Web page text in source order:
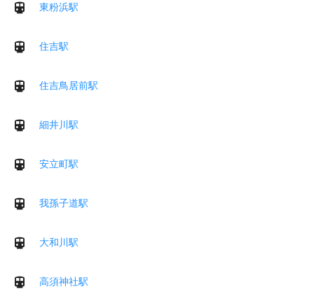
東粉浜駅
住吉駅
住吉鳥居前駅
細井川駅
安立町駅
我孫子道駅
大和川駅
高須神社駅